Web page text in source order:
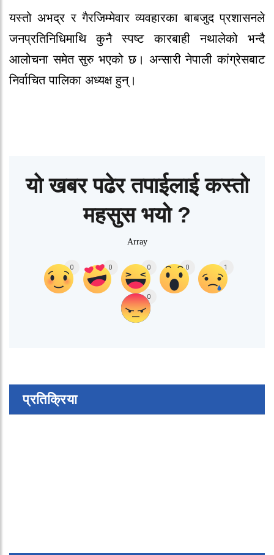
यस्तो अभद्र र गैरजिम्मेवार व्यवहारका बाबजुद प्रशासनले
जनप्रतिनिधिमाथि कुनै स्पष्ट कारबाही नथालेको भन्दै
आलोचना समेत सुरु भएको छ। अन्सारी नेपाली कांग्रेसबाट
निर्वाचित पालिका अध्यक्ष हुन्।
यो खबर पढेर तपाईलाई कस्तो
महसुस भयो ?
Array
0 0 0 0 1
0
प्रतिक्रिया